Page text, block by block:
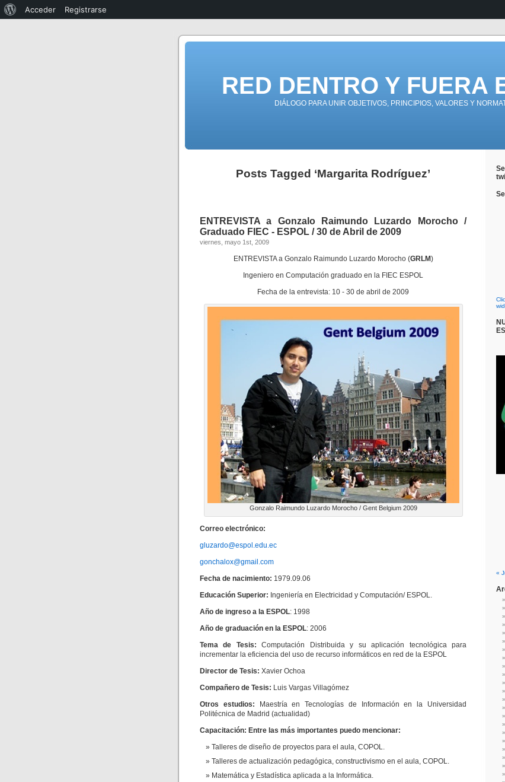
RED DENTRO Y FUERA
DIÁLOGO PARA UNIR OBJETIVOS, PRINCIPIOS, VALORES Y
Posts Tagged ‘Margarita Rodríguez’
ENTREVISTA a Gonzalo Raimundo Luzardo Morocho /
Graduado FIEC - ESPOL / 30 de Abril de 2009
viernes, mayo 1st, 2009
ENTREVISTA a Gonzalo Raimundo Luzardo Morocho (GRLM)
Ingeniero en Computación graduado en la FIEC ESPOL
Fecha de la entrevista: 10 - 30 de abril de 2009
Gonzalo Raimundo Luzardo Morocho / Gent Belgium 2009
Correo electrónico:
gluzardo@espol.edu.ec
gonchalox@gmail.com
Fecha de nacimiento: 1979.09.06
Educación Superior: Ingeniería en Electricidad y Computación/ ESPOL.
Año de ingreso a la ESPOL: 1998
Año de graduación en la ESPOL: 2006
Tema de Tesis:
Computación Distribuida y su aplicación tecnológica para
incrementar la eficiencia del uso de recurso informáticos en red de la ESPOL
Director de Tesis: Xavier Ochoa
Compañero de Tesis: Luis Vargas Villagómez
Otros estudios:
Maestría en Tecnologías de Información en la Universidad
Politécnica de Madrid (actualidad)
Capacitación: Entre las más importantes puedo mencionar:
Talleres de diseño de proyectos para el aula, COPOL.
Talleres de actualización pedagógica, constructivismo en el aula, COPOL.
Matemática y Estadística aplicada a la Informática.
«
Acceder Registrarse